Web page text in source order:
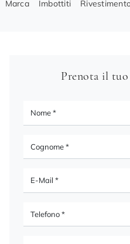
Marca Imbottiti
Prenota il